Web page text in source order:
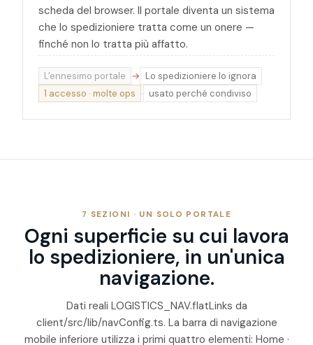
scheda del browser. Il portale diventa un sistema
che lo spedizioniere tratta come un onere —
finché non lo tratta più affatto.
L'ennesimo portale → Lo spedizioniere lo ignora
1 accesso · molte ops · usato perché condiviso
7 SEZIONI · UN SOLO PORTALE
Ogni superficie su cui lavora
lo spedizioniere, in un'unica
navigazione.
Dati reali LOGISTICS_NAV.flatLinks da
client/src/lib/navConfig.ts. La barra di navigazione
mobile inferiore utilizza i primi quattro elementi: Home ·